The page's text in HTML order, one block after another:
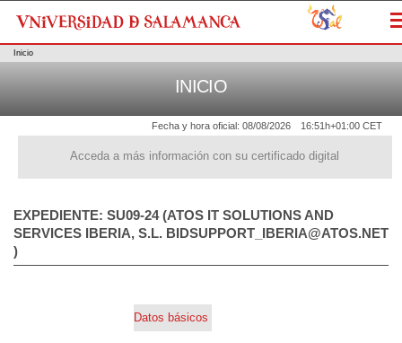
Fecha y hora oficial: 08/08/2026 16:51h+01:00 CET
Acceda a más información con su certificado digital
Inicio
INICIO
EXPEDIENTE: SU09-24 (ATOS IT SOLUTIONS AND
SERVICES IBERIA, S.L. BIDSUPPORT_IBERIA@ATOS.NET
)
Datos básicos